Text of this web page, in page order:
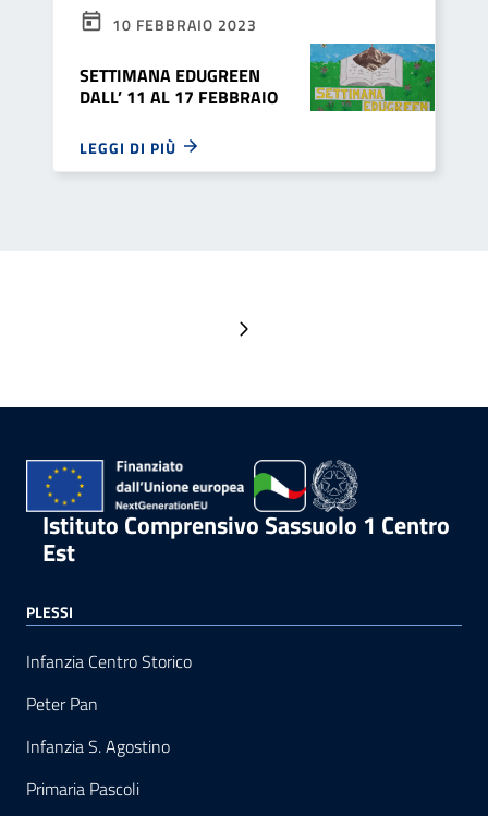
10 FEBBRAIO 2023
SETTIMANA EDUGREEN
DALL’ 11 AL 17 FEBBRAIO
LEGGI DI PIÙ
Pagina successiva
Istituto Comprensivo Sassuolo 1 Centro
Est
PLESSI
Infanzia Centro Storico
Peter Pan
Infanzia S. Agostino
Primaria Pascoli